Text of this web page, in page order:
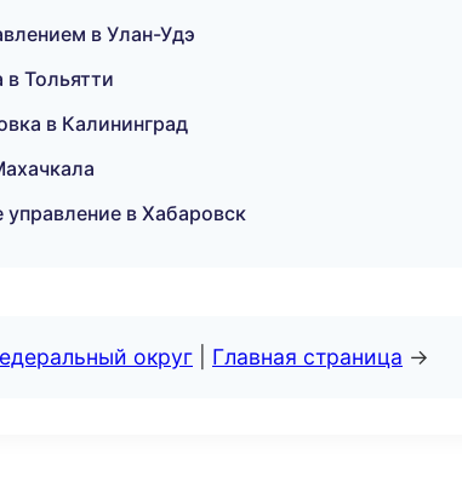
в Улан-Удэ
Тольятти
в Калининград
в Хабаровск
округ Главная страница →